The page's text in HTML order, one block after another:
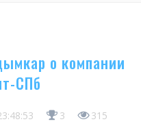
о компании
СПб
3 315